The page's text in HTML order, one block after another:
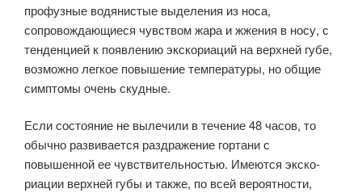
профузные водянистые выделения из носа,
сопровождающиеся чувством жара и жжения в носу, с
тенденцией к появлению экскориаций на верхней губе,
возможно легкое повышение температуры, но общие
симптомы очень скуд­ные.
Если состояние не вылечили в течение 48 часов, то
обычно развивается раздражение гортани с
повышенной ее чувствительностью. Имеются экско­
риации верхней губы и также, по всей вероятности,